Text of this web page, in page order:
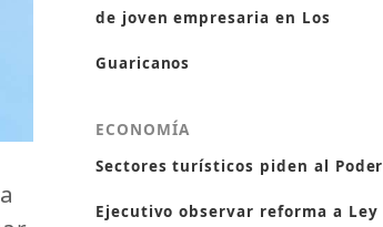
de joven empresaria en Los
Guaricanos
ECONOMÍA
Sectores turísticos piden al Poder
Ejecutivo observar reforma a Ley